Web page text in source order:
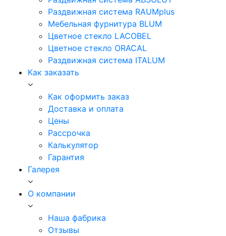
Раздвижная система RAUMplus
Мебельная фурнитура BLUM
Цветное стекло LACOBEL
Цветное стекло ORACAL
Раздвижная система ITALUM
Как заказать
Как оформить заказ
Доставка и оплата
Цены
Рассрочка
Калькулятор
Гарантия
Галерея
О компании
Наша фабрика
Отзывы